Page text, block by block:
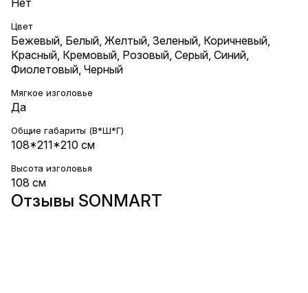
Цвет
Бежевый Белый Желтый Зеленый Коричневый
Красный Кремовый Розовый Серый Синий
Фиолетовый Черный
Мягкое изголовье
Да
Общие габариты (В*Ш*Г)
108*211*210 см
Высота изголовья
108 см
Отзывы SONMART